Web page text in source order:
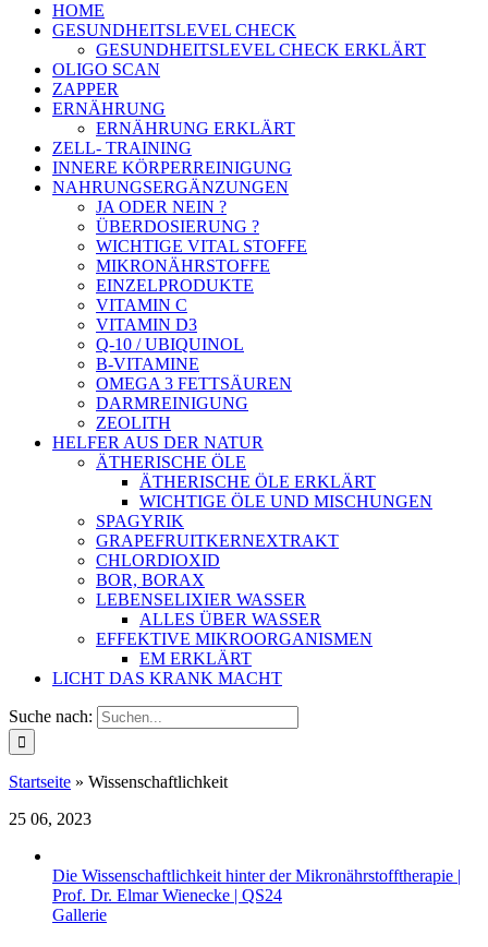
HOME
GESUNDHEITSLEVEL CHECK
GESUNDHEITSLEVEL CHECK ERKLÄRT
OLIGO SCAN
ZAPPER
ERNÄHRUNG
ERNÄHRUNG ERKLÄRT
ZELL- TRAINING
INNERE KÖRPERREINIGUNG
NAHRUNGSERGÄNZUNGEN
JA ODER NEIN ?
ÜBERDOSIERUNG ?
WICHTIGE VITAL STOFFE
MIKRONÄHRSTOFFE
EINZELPRODUKTE
VITAMIN C
VITAMIN D3
Q-10 / UBIQUINOL
B-VITAMINE
OMEGA 3 FETTSÄUREN
DARMREINIGUNG
ZEOLITH
HELFER AUS DER NATUR
ÄTHERISCHE ÖLE
ÄTHERISCHE ÖLE ERKLÄRT
WICHTIGE ÖLE UND MISCHUNGEN
SPAGYRIK
GRAPEFRUITKERNEXTRAKT
CHLORDIOXID
BOR, BORAX
LEBENSELIXIER WASSER
ALLES ÜBER WASSER
EFFEKTIVE MIKROORGANISMEN
EM ERKLÄRT
LICHT DAS KRANK MACHT
Suche nach:
Startseite » Wissenschaftlichkeit
25 06, 2023
Die Wissenschaftlichkeit hinter der Mikronährstofftherapie |
Prof. Dr. Elmar Wienecke | QS24
Gallerie